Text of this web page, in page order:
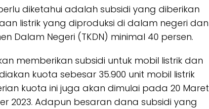
diketahui adalah subsidi yang diberikan
listrik yang diproduksi di dalam negeri dan
Dalam Negeri (TKDN) minimal 40 persen.
memberikan subsidi untuk mobil listrik dan
kuota sebesar 35.900 unit mobil listrik
kuota ini juga akan dimulai pada 20 Maret
2023. Adapun besaran dana subsidi yang